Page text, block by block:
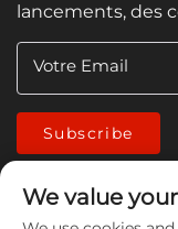
lancements, des
Votre Email
Subscribe
We value